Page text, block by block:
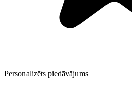
Personalizēts piedāvājums